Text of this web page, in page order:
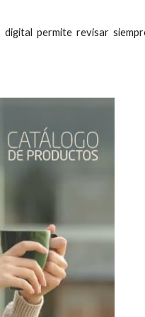
permite revisar